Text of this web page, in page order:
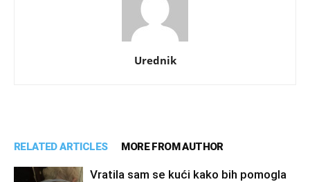
Urednik
RELATED ARTICLES MORE FROM AUTHOR
Vratila sam se kući kako bih pomogla